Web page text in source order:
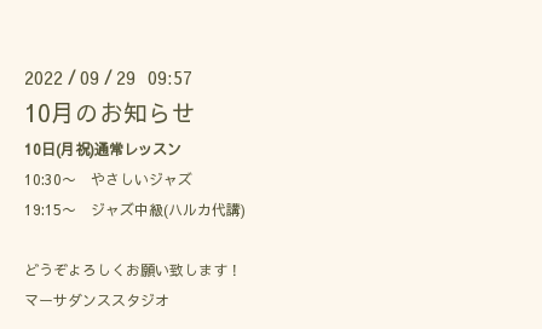
2022 /09 / 29 09:57
10月のお知らせ
10日(月祝)通常レッスン
10:30〜 やさしいジャズ
19:15〜 ジャズ中級(ハルカ代講)
どうぞよろしくお願い致します！
マーサダンススタジオ